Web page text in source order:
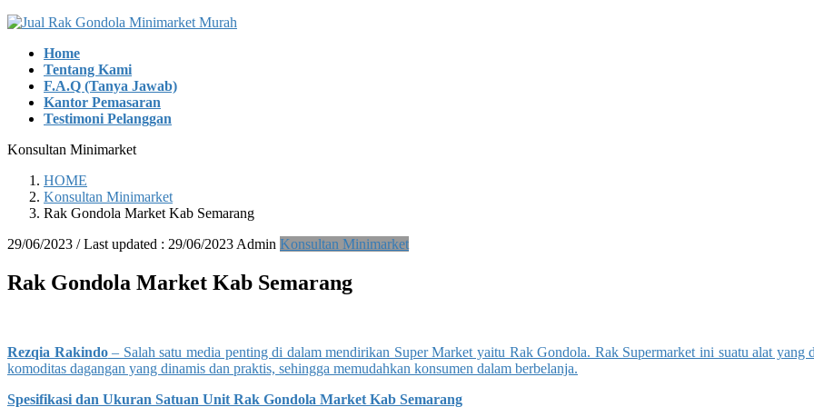
Skip
content
Skip
Navigation
Home
Tentang Kami
F.A.Q (Tanya Jawab)
Kantor Pemasaran
Testimoni Pelanggan
Konsultan Minimarket
HOME
Konsultan Minimarket
Rak Gondola Market Kab Semarang
29/06/2023 / Last updated : 29/06/2023 Admin Konsultan Minimarket
Rak Gondola Market Kab Semarang
Rezqia Rakindo– Salah satu media penting di dalam mendirikan Super Market yaitu Rak Gondola. Rak Supermarket ini suatu alat yang
komoditas dagangan yang dinamis dan praktis, sehingga memudahkan konsumen dalam berbelanja.
Spesifikasi dan Ukuran Satuan Unit Rak Gondola Market Kab Semarang